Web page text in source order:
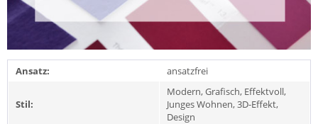
Ansatz: ansatzfrei
Stil:
Modern, Grafisch, Effektvoll,
Junges Wohnen, 3D-Effekt,
Design